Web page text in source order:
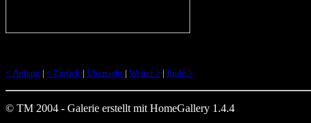
< Anfang | < Zurück | Übersicht | Weiter > | Ende >
© TM 2004 - Galerie erstellt mit HomeGallery 1.4.4